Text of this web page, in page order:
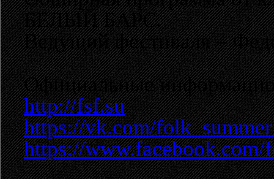
БЕЛЫЙ БАРС.
Ведущий фестиваля –
Официальные
http://fsf.su
https://vk.com/
https://